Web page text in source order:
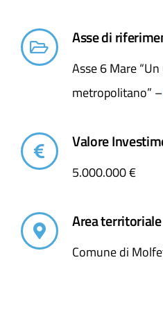
Asse di
Asse 6 Mare
metropolitano” –
Valore
5.000.000 €
Area territoriale
Comune di